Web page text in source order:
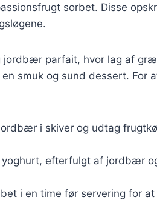
sorbet. Disse
jordbær parfait, hvor lag af
smuk og sund dessert. For
i skiver og udtag
efterfulgt af jordbær
i en time før servering for at